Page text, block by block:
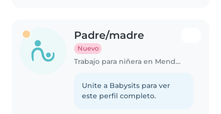
Padre/madre
Nuevo
Trabajo para niñera en Mendoza
Unite a Babysits para ver
este perfil completo.